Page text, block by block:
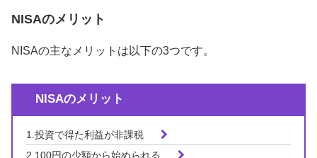
NISAのメリット
NISAの主なメリットは以下の3つです。
NISAのメリット
1.投資で得た利益が非課税
2.100円の少額から始められる